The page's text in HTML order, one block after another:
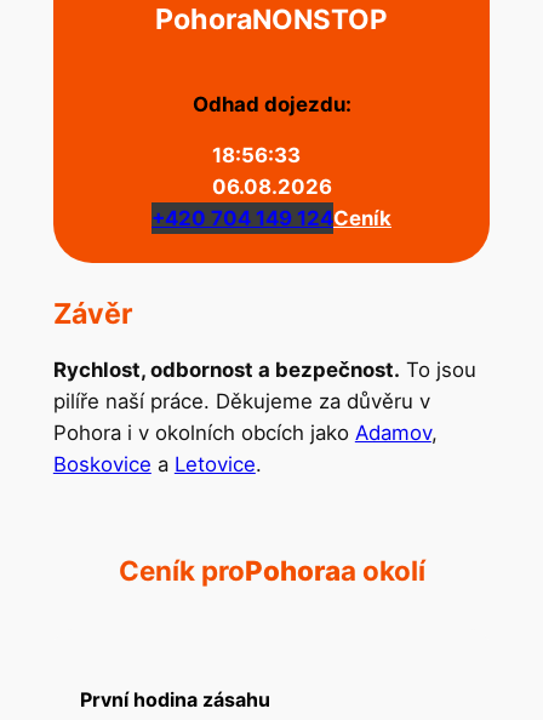
PohoraNONSTOP
Odhad dojezdu:
18:56:33
06.08.2026
+420 704 149 124Ceník
Závěr
Rychlost, odbornost a bezpečnost. To jsou
pilíře naší práce. Děkujeme za důvěru v
Pohora i v okolních obcích jako Adamov,
Boskovice a Letovice.
Ceník proPohoraa okolí
První hodina zásahu